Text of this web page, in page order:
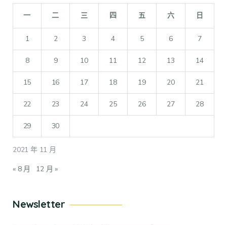
2021 年 11 月
一 二 三 四 五 六 日
1 2 3 4 5 6 7
8 9 10 11 12 13 14
15 16 17 18 19 20 21
22 23 24 25 26 27 28
29 30
« 8 月 12 月 »
Newsletter